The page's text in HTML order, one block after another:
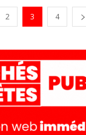
2 3 4